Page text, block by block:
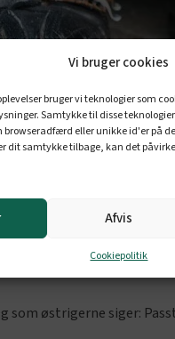
Vi bruger cookies
bruger vi teknologier som
Samtykke til disse
eller unikke id'er på
dit samtykke tilbage, kan det
Afvis
Cookiepolitik
samtidig må
sig varmesåler eller
som østrigerne siger: